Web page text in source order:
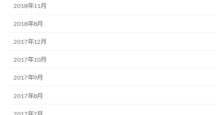
2018年11月
2018年8月
2017年12月
2017年10月
2017年9月
2017年8月